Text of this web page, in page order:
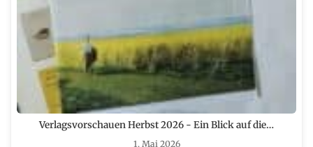
Verlagsvorschauen Herbst 2026 - Ein Blick auf die…
1. Mai 2026